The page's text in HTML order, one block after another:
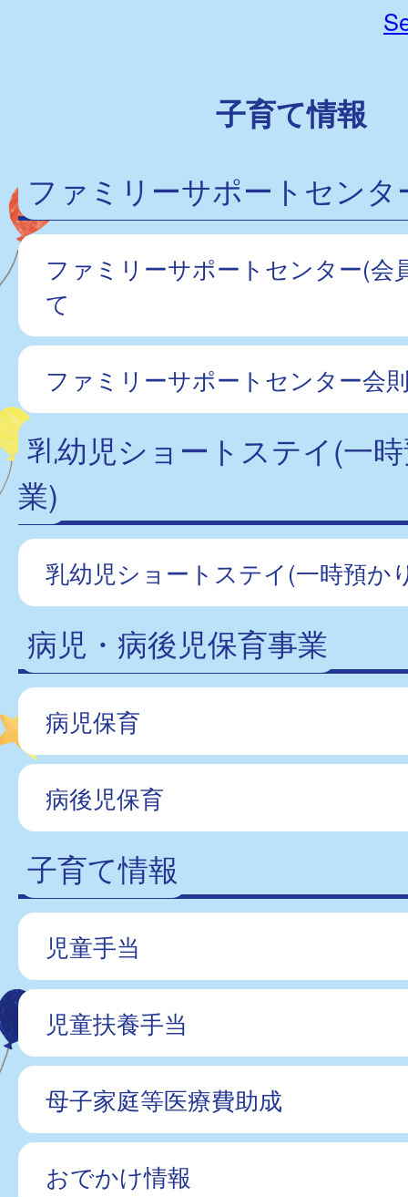
子育て情報
ファミリーサポートセンタ
ファミリーサポートセンター(会
て
ファミリーサポートセンター会
乳幼児ショートステイ(一
業)
乳幼児ショートステイ(一時預か
病児・病後児保育事業
病児保育
病後児保育
子育て情報
児童手当
児童扶養手当
母子家庭等医療費助成
おでかけ情報